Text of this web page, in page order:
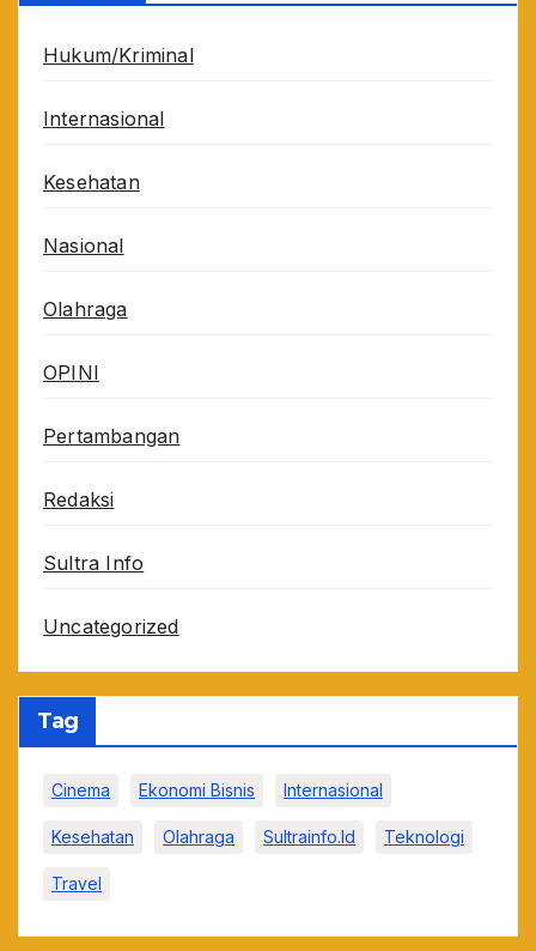
Hukum/Kriminal
Internasional
Kesehatan
Nasional
Olahraga
OPINI
Pertambangan
Redaksi
Sultra Info
Uncategorized
Tag
Cinema Ekonomi Bisnis Internasional
Kesehatan Olahraga Sultrainfo.id Teknologi
Travel